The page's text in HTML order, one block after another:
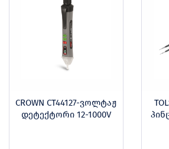
CROWN CT44127-ვოლტაჟ
დეტექტორი 12-1000V